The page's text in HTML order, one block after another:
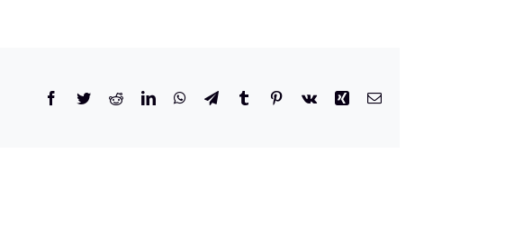
Facebook
TwitterRedditLinkedInWhatsApp
TelegramTumblr Pinterest
Vk Xing E-